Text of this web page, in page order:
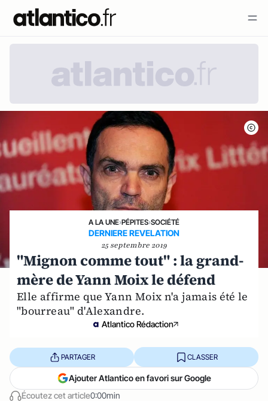
A LA UNE›PÉPITES›SOCIÉTÉ
DERNIERE REVELATION
25 septembre 2019
"Mignon comme tout" : la grand-
mère de Yann Moix le défend
Elle affirme que Yann Moix n'a jamais été le
"bourreau" d'Alexandre.
Atlantico Rédaction
Écoutez cet article0:00min
PARTAGER CLASSER
Ajouter Atlantico en favori sur Google